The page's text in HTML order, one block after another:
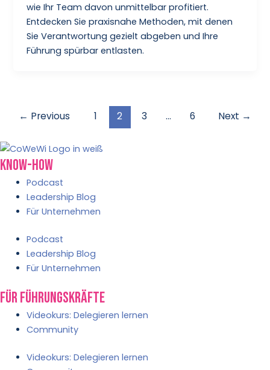
wie Ihr Team davon unmittelbar profitiert.
Entdecken Sie praxisnahe Methoden, mit denen
Sie Verantwortung gezielt abgeben und Ihre
Führung spürbar entlasten.
← Previous 1 2 3 … 6 Next →
Know-How
Podcast
Leadership Blog
Für Unternehmen
Podcast
Leadership Blog
Für Unternehmen
Für Führungskräfte
Videokurs: Delegieren lernen
Community
Videokurs: Delegieren lernen